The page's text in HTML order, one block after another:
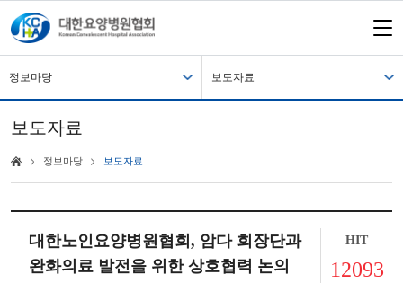
정보마당 보도자료
보도자료
정보마당 보도자료
대한노인요양병원협회, 암다 회장단과
완화의료 발전을 위한 상호협력 논의
HIT
12093